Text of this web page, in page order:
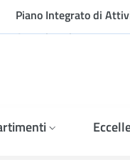
Piano Integrato di
Organizzazione